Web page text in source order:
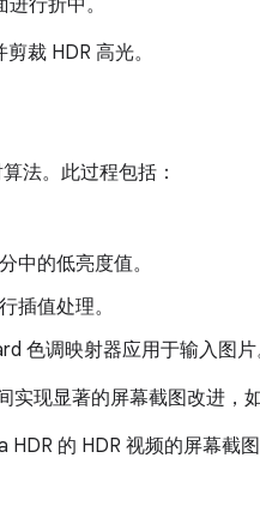
行折中。
裁 HDR 高光。
法。此过程包括：
中的低亮度值。
插值处理。
色调映射器应用于输入图
实现显著的屏幕截图改进，
的 HDR 视频的屏幕截